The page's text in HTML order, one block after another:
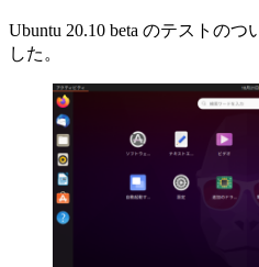
Ubuntu 20.10 beta のテストの
した。